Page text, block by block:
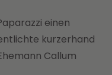
einen
kurzerhand
Callum